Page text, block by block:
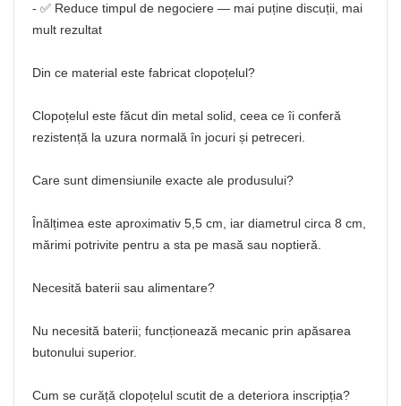
- ✅ Reduce timpul de negociere — mai puține discuții, mai
mult rezultat
Din ce material este fabricat clopoțelul?
Clopoțelul este făcut din metal solid, ceea ce îi conferă
rezistență la uzura normală în jocuri și petreceri.
Care sunt dimensiunile exacte ale produsului?
Înălțimea este aproximativ 5,5 cm, iar diametrul circa 8 cm,
mărimi potrivite pentru a sta pe masă sau noptieră.
Necesită baterii sau alimentare?
Nu necesită baterii; funcționează mecanic prin apăsarea
butonului superior.
Cum se curăță clopoțelul scutit de a deteriora inscripția?